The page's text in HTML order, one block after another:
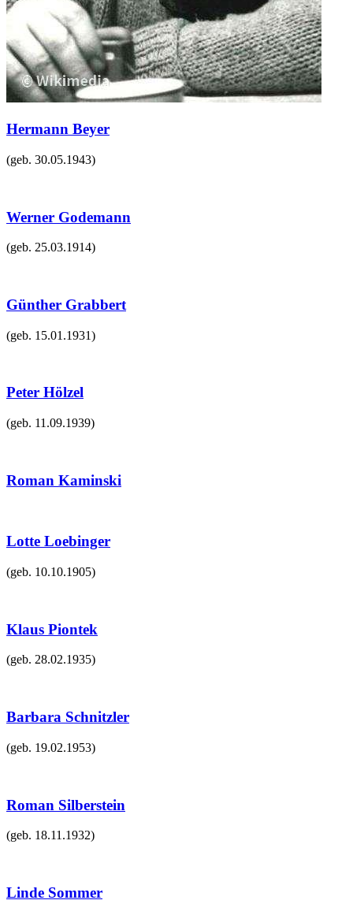
Hermann Beyer
(geb. 30.05.1943)
Werner Godemann
(geb. 25.03.1914)
Günther Grabbert
(geb. 15.01.1931)
Peter Hölzel
(geb. 11.09.1939)
Roman Kaminski
Lotte Loebinger
(geb. 10.10.1905)
Klaus Piontek
(geb. 28.02.1935)
Barbara Schnitzler
(geb. 19.02.1953)
Roman Silberstein
(geb. 18.11.1932)
Linde Sommer